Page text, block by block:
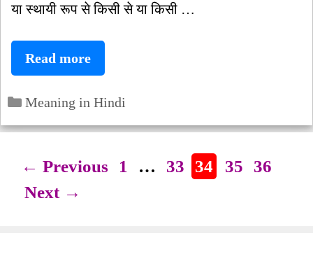
या स्थायी रूप से किसी से या किसी …
Read moreleave
meaning
in
Categories
Meaning in Hindi
← Previous Page
1 … Page
33 Page
34 Page
35 Page
36
Next →